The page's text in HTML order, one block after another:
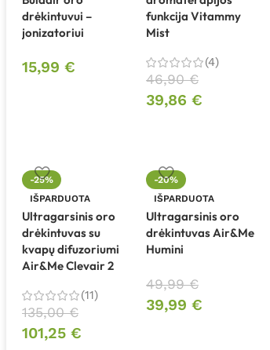
drėkintuvui –
jonizatoriui
15,99 €
funkcija Vitammy
Mist
(4)
46,90€
39,86 €
-25%
IŠPARDUOTA
Ultragarsinis oro
drėkintuvas su
kvapų difuzoriumi
Air&Me Clevair 2
(11)
135,00€
101,25 €
-20%
IŠPARDUOTA
Ultragarsinis oro
drėkintuvas Air&Me
Humini
49,99€
39,99 €